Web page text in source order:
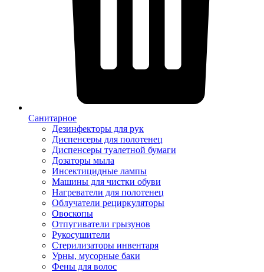
Санитарное
Дезинфекторы для рук
Диспенсеры для полотенец
Диспенсеры туалетной бумаги
Дозаторы мыла
Инсектицидные лампы
Машины для чистки обуви
Нагреватели для полотенец
Облучатели рециркуляторы
Овоскопы
Отпугиватели грызунов
Рукосушители
Стерилизаторы инвентаря
Урны, мусорные баки
Фены для волос